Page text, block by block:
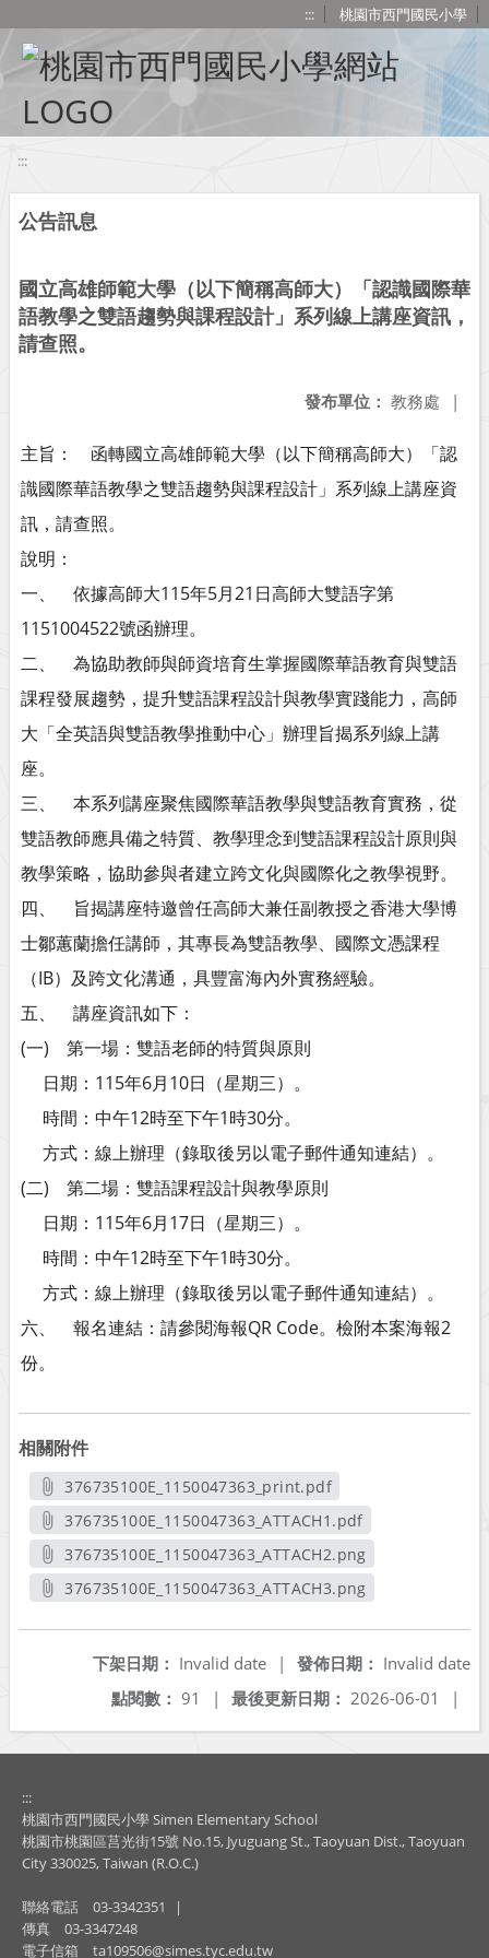
::: 桃園市西門國民小學
:::
公告訊息
國立高雄師範大學（以下簡稱高師大）「認識國際華
語教學之雙語趨勢與課程設計」系列線上講座資訊，
請查照。
發布單位： 教務處 |
主旨： 函轉國立高雄師範大學（以下簡稱高師大）「認
識國際華語教學之雙語趨勢與課程設計」系列線上講座資
訊，請查照。
說明：
一、 依據高師大115年5月21日高師大雙語字第
1151004522號函辦理。
二、 為協助教師與師資培育生掌握國際華語教育與雙語
課程發展趨勢，提升雙語課程設計與教學實踐能力，高師
大「全英語與雙語教學推動中心」辦理旨揭系列線上講
座。
三、 本系列講座聚焦國際華語教學與雙語教育實務，從
雙語教師應具備之特質、教學理念到雙語課程設計原則與
教學策略，協助參與者建立跨文化與國際化之教學視野。
四、 旨揭講座特邀曾任高師大兼任副教授之香港大學博
士鄒蕙蘭擔任講師，其專長為雙語教學、國際文憑課程
（IB）及跨文化溝通，具豐富海內外實務經驗。
五、 講座資訊如下：
(一) 第一場：雙語老師的特質與原則
日期：115年6月10日（星期三）。
時間：中午12時至下午1時30分。
方式：線上辦理（錄取後另以電子郵件通知連結）。
(二) 第二場：雙語課程設計與教學原則
日期：115年6月17日（星期三）。
時間：中午12時至下午1時30分。
方式：線上辦理（錄取後另以電子郵件通知連結）。
六、 報名連結：請參閱海報QR Code。檢附本案海報2
份。
相關附件
376735100E_1150047363_print.pdf
另開新視窗
376735100E_1150047363_ATTACH1.pdf
另開新視窗
376735100E_1150047363_ATTACH2.png
另開新視窗
376735100E_1150047363_ATTACH3.png
發佈日期： Invalid date
下架日期： Invalid date
|
最後更新日期： 2026-06-01 |
點閱數： 91 |
:::
桃園市西門國民小學 Simen Elementary School
桃園市桃園區莒光街15號 No.15, Jyuguang St., Taoyuan Dist., Taoyuan
City 330025, Taiwan (R.O.C.)
聯絡電話 03-3342351
|
傳真
03-3347248
電子信箱
ta109506@simes.tyc.edu.tw